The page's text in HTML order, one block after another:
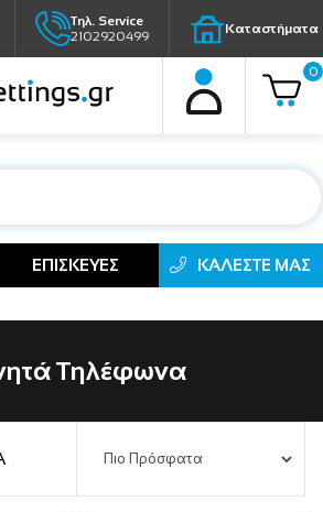
Τηλ. Service
2102920499
Καταστήματα
0
ΕΠΙΣΚΕΥΕΣ ΚΑΛΕΣΤΕ ΜΑΣ
Τηλέφωνα